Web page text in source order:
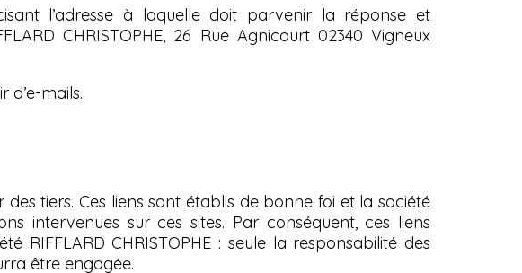
l’adresse à laquelle doit parvenir la réponse et
CHRISTOPHE, 26 Rue Agnicourt 02340 Vigneux
mails.
tiers. Ces liens sont établis de bonne foi et la société
intervenues sur ces sites. Par conséquent, ces liens
CHRISTOPHE : seule la responsabilité des
être engagée.